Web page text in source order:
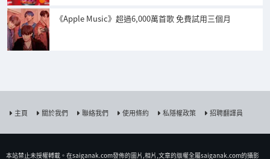
《Apple Music》超過6,000萬首歌 免費試用三個月
主頁 關於我們 聯絡我們 使用條約 私隱權政策 招聘翻譯員
本站禁止未授權𨍭載。在saiganak.com發佈的圖片,相片,文章的版權全屬saiganak.com的攝影